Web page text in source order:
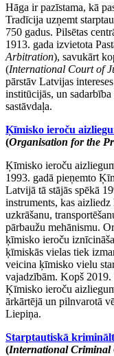
Hāga ir pazīstama, kā
Tradīcija uzņemt
750 gadus. Pilsētas
1913. gada izvietota
Arbitration), savukārt
(International Court of
pārstāv Latvijas
institūcijās, un
sastāvdaļa.
Ķīmisko ieroču
(Organisation for the
Ķīmisko ieroču
1993. gadā pieņemto
Latvijā tā stājās spēkā
instruments, kas
uzkrāšanu,
pārbaužu mehānismu.
ķīmisko ieroču
ķīmiskās vielas tiek
veicina ķīmisko vielu
vajadzībām. Kopš 2019.
Ķīmisko ieroču
ārkārtējā un pilnvarotā
Liepiņa.
Starptautiskā
(International Criminal